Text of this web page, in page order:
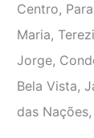
Centro,
Maria,
Jorge,
Bela Vista,
das